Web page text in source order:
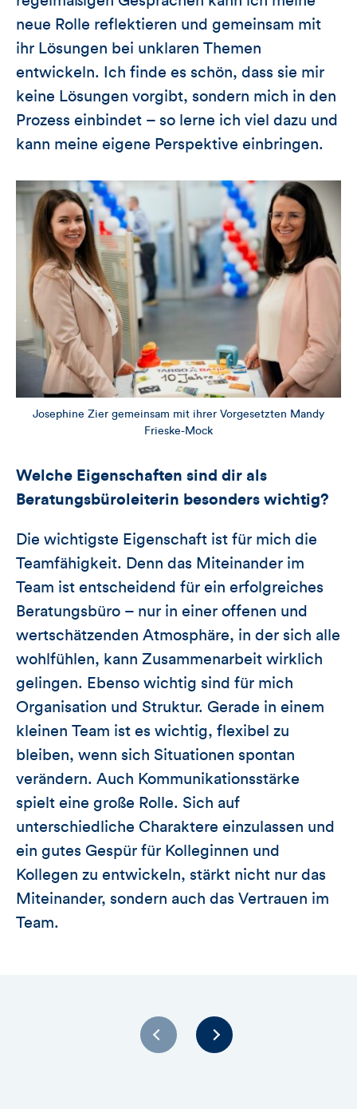
neue Rolle reflektieren und gemeinsam mit
ihr Lösungen bei unklaren Themen
entwickeln. Ich finde es schön, dass sie mir
keine Lösungen vorgibt, sondern mich in den
Prozess einbindet – so lerne ich viel dazu und
kann meine eigene Perspektive einbringen.
Josephine Zier gemeinsam mit ihrer Vorgesetzten Mandy
Frieske-Mock
Welche Eigenschaften sind dir als
Beratungsbüroleiterin besonders wichtig?
Die wichtigste Eigenschaft ist für mich die
Teamfähigkeit. Denn das Miteinander im
Team ist entscheidend für ein erfolgreiches
Beratungsbüro – nur in einer offenen und
wertschätzenden Atmosphäre, in der sich alle
wohlfühlen, kann Zusammenarbeit wirklich
gelingen. Ebenso wichtig sind für mich
Organisation und Struktur. Gerade in einem
kleinen Team ist es wichtig, flexibel zu
bleiben, wenn sich Situationen spontan
verändern. Auch Kommunikationsstärke
spielt eine große Rolle. Sich auf
unterschiedliche Charaktere einzulassen und
ein gutes Gespür für Kolleginnen und
Kollegen zu entwickeln, stärkt nicht nur das
Miteinander, sondern auch das Vertrauen im
Team.